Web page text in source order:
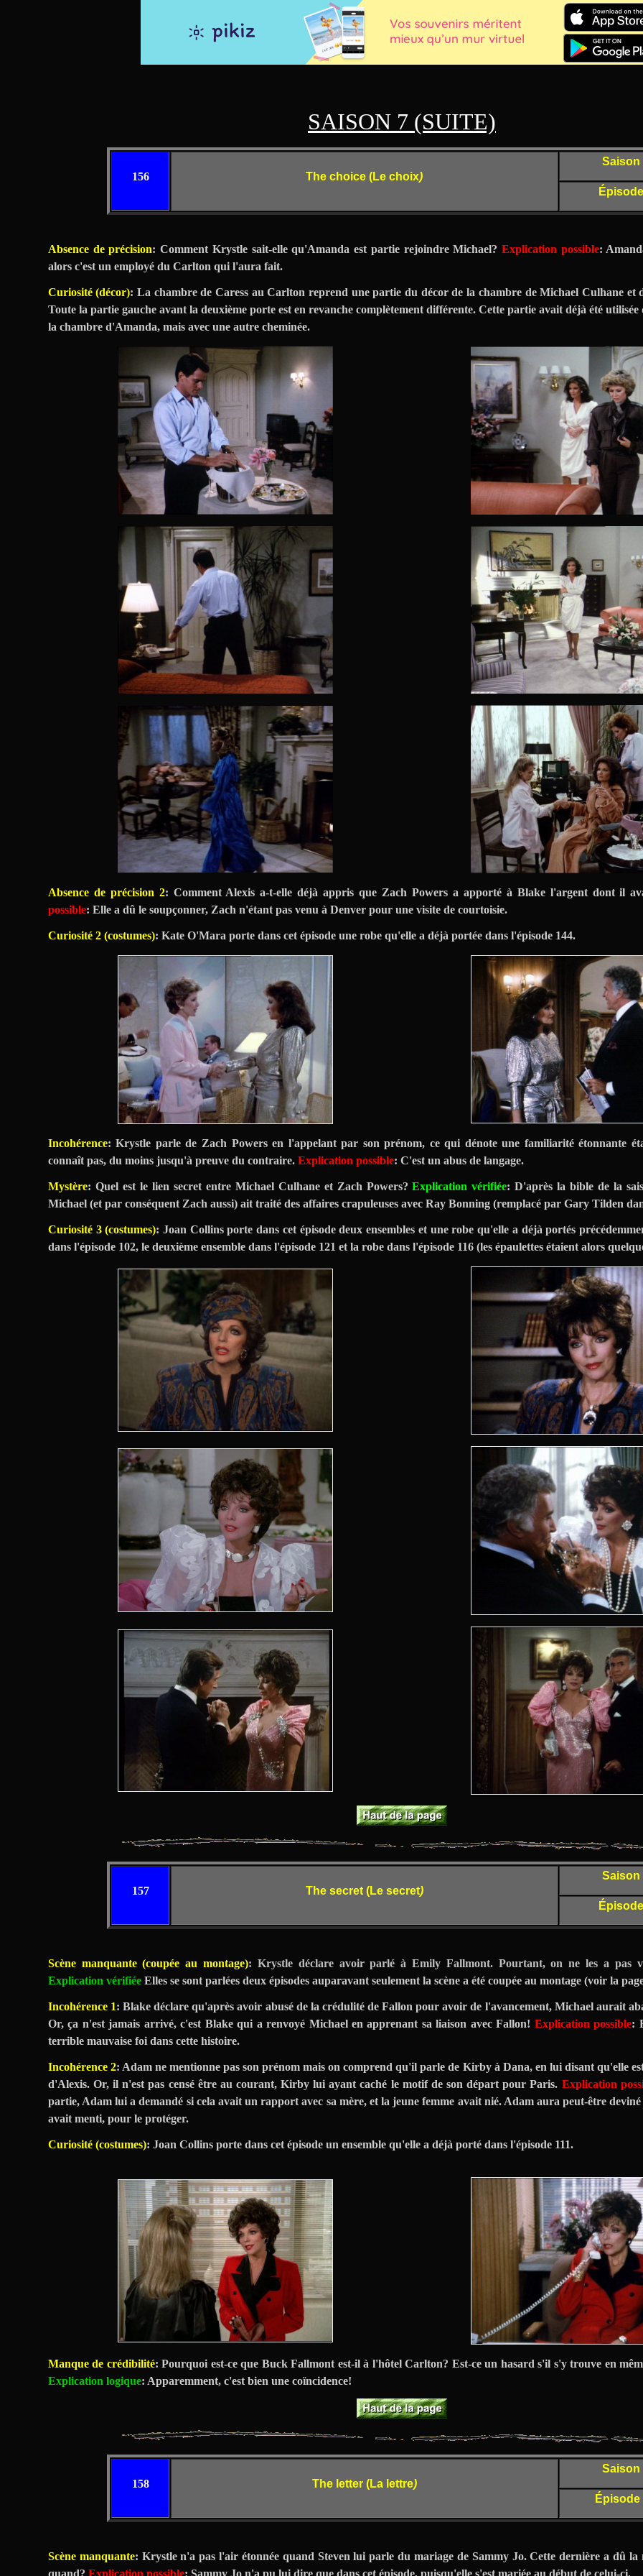
SAISON 7 (SUITE)
156 The choice (Le choix)
Saison
Absence de précision: Comment Krystle sait-elle qu'Amanda est partie rejoindre Michael? Explication possible:
alors c'est un employé du Carlton qui l'aura fait.
Curiosité (décor): La chambre de Caress au Carlton reprend une partie du décor de la chambre de Michael Culhane et
Toute la partie gauche avant la deuxième porte est en revanche complètement différente. Cette partie avait déjà été
la chambre d'Amanda, mais avec une autre cheminée.
Absence de précision 2: Comment Alexis a-t-elle déjà appris que Zach Powers a apporté à Blake l'argent dont il
possible: Elle a dû le soupçonner, Zach n'étant pas venu à Denver pour une visite de courtoisie.
Curiosité 2 (costumes): Kate O'Mara porte dans cet épisode une robe qu'elle a déjà portée dans l'épisode 144.
Incohérence: Krystle parle de Zach Powers en l'appelant par son prénom, ce qui dénote une familiarité étonnante
connaît pas, du moins jusqu'à preuve du contraire. Explication possible: C'est un abus de langage.
Mystère: Quel est le lien secret entre Michael Culhane et Zach Powers?Explication vérifiée: D'après la bible de la
Michael (et par conséquent Zach aussi) ait traité des affaires crapuleuses avec Ray Bonning (remplacé par Gary Tilden
Curiosité 3 (costumes): Joan Collins porte dans cet épisode deux ensembles et une robe qu'elle a déjà portés
dans l'épisode 102, le deuxième ensemble dans l'épisode 121 et la robe dans l'épisode 116 (les épaulettes étaient alors
157 The secret (Le secret)
Saison
Scène manquante (coupée au montage): Krystle déclare avoir parlé à Emily Fallmont. Pourtant, on ne les a pas
Explication vérifiéeElles se sont parlées deux épisodes auparavant seulement la scène a été coupée au montage (voir la
Incohérence 1: Blake déclare qu'après avoir abusé de la crédulité de Fallon pour avoir de l'avancement, Michael aurait
Or, ça n'est jamais arrivé, c'est Blake qui a renvoyé Michael en apprenant sa liaison avec Fallon! Explication possible:
terrible mauvaise foi dans cette histoire.
Incohérence 2: Adam ne mentionne pas son prénom mais on comprend qu'il parle de Kirby à Dana, en lui disant qu'elle
d'Alexis. Or, il n'est pas censé être au courant, Kirby lui ayant caché le motif de son départ pour Paris. Explication
partie, Adam lui a demandé si cela avait un rapport avec sa mère, et la jeune femme avait nié. Adam aura peut-être
avait menti, pour le protéger.
Curiosité (costumes): Joan Collins porte dans cet épisode un ensemble qu'elle a déjà porté dans l'épisode 111.
Manque de crédibilité: Pourquoi est-ce que Buck Fallmont est-il à l'hôtel Carlton? Est-ce un hasard s'il s'y trouve en
Explication logique: Apparemment, c'est bien une coïncidence!
158 The letter (La lettre)
Saison
Épisode
Scène manquante: Krystle n'a pas l'air étonnée quand Steven lui parle du mariage de Sammy Jo. Cette dernière a dû la
quand? Explication possible: Sammy Jo n'a pu lui dire que dans cet épisode, puisqu'elle s'est mariée au début de celui-ci.